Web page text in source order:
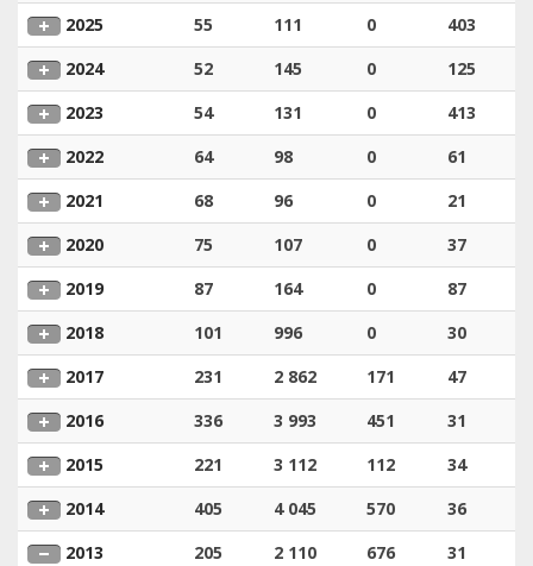
2025 55 111 0
403
2024
52 145 0
125
2023
54 131 0
413
2022
64 98 0
61
2021
68 96 0
21
2020
75 107 0
37
2019
87 164 0
87
2018
101 996 0
30
2017
231 2 862 171
47
2016
336 3 993 451
31
2015
221 3 112 112
34
2014
405 4 045 570
36
2013
205 2 110 676 31